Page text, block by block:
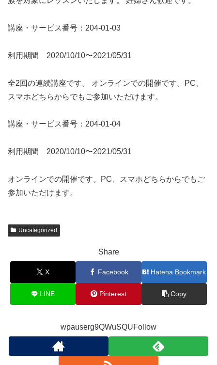
講座・サービス番号：204-01-03
利用期間 2020/10/10〜2021/05/31
全2回の連続講座です。 オンラインでの開催です。PC、
スマホどちらからでもご参加いただけます。
講座・サービス番号：204-01-04
利用期間 2020/10/10〜2021/05/31
オンラインでの開催です。PC、スマホどちらからでもご
参加いただけます。
Uncategorized
Share
X Facebook Hatena Bookmark
LINE Pinterest Copy
wpauserg9QWuSQUFollow